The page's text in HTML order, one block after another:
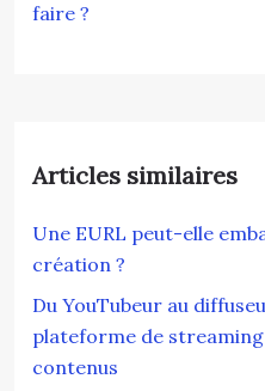
faire ?
Articles similaires
Une EURL peut-elle
création ?
Du YouTubeur au
plateforme de
contenus